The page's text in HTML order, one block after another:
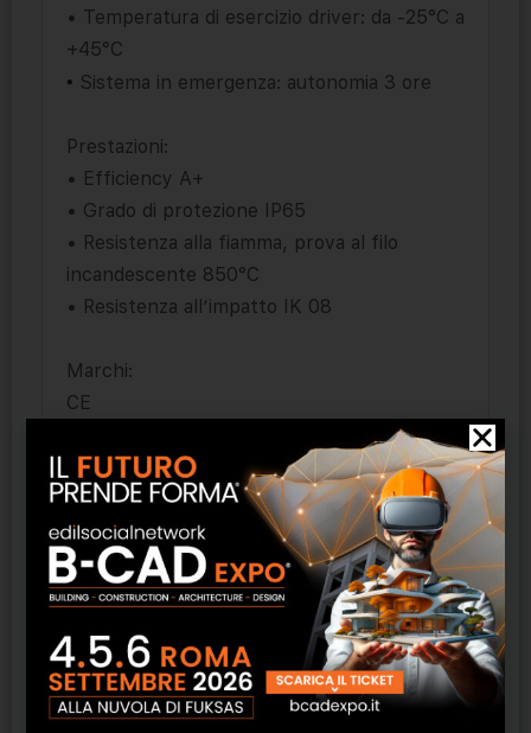
• Temperatura di esercizio driver: da -25°C a
+45°C
• Sistema in emergenza: autonomia 3 ore
Prestazioni:
• Efficiency A+
• Grado di protezione IP65
• Resistenza alla fiamma, prova al filo
incandescente 850°C
• Resistenza all’impatto IK 08
Marchi:
CE
Normative:
EN 60598-1
EN 60598-2-1
EN 60598-2-22
Sicurezza fotobiologica delle lampade e
sistemi di lampade:
CEI EN 62471
IEC/TR 62471-2